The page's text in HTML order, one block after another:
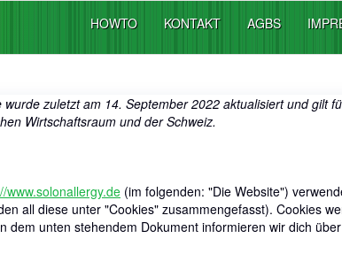
HOWTO KONTAKT AGBS
wurde zuletzt am 14. September 2022 aktualisiert und gilt
Wirtschaftsraum und der Schweiz.
www.solonallergy.de (im folgenden: "Die Website")
all diese unter "Cookies" zusammengefasst). Cookies
dem unten stehendem Dokument informieren wir dich